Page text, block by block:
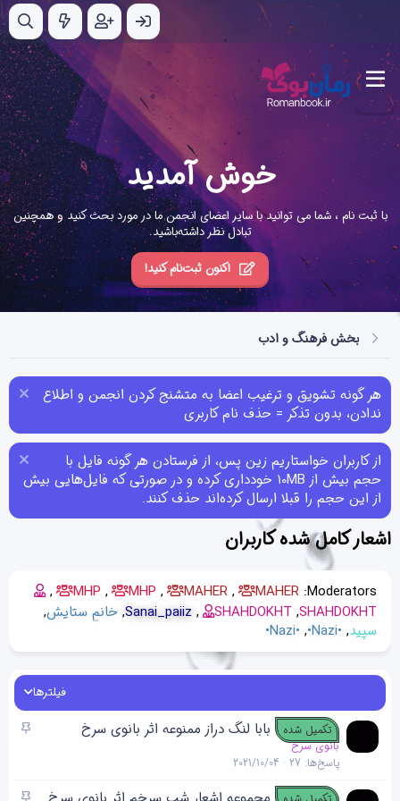
خوش آمدید
با ثبت نام ، شما می توانید با سایر اعضای انجمن ما در مورد بحث کنید و همچنین
تبادل نظر داشته‌باشید.
اکنون ثبت‌نام کنید!
بخش فرهنگ و ادب
هر گونه تشویق و ترغیب اعضا به متشنج کردن انجمن و اطلاع
ندادن، بدون تذکر = حذف نام کاربری
از کاربران خواستاریم زین پس، از فرستادن هر گونه فایل با
حجم بیش از 10MB خودداری کرده و در صورتی که فایل‌هایی بیش
از این حجم را قبلا ارسال کرده‌اند حذف کنند.
اشعار کامل شده کاربران
Moderators:
MAHER
MAHER
MHP
MHP
SHAHDOKHT
SHAHDOKHT
Sanai_paiiz خانمِ ستایش
سپید •Nazi•
•Nazi•
فیلترها
چ
تکمیل شده بابا لنگ دراز ممنوعه اثر بانوی سرخ
بانوی سرخ
پاسخ‌ها 27
2021/10/04